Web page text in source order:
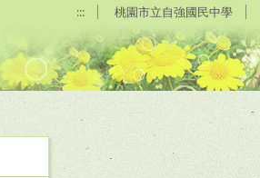
::: 桃園市立自強國民中學